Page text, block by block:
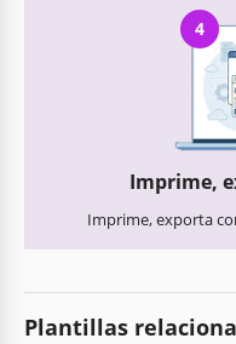
4
Imprime,
Imprime, exporta
Plantillas